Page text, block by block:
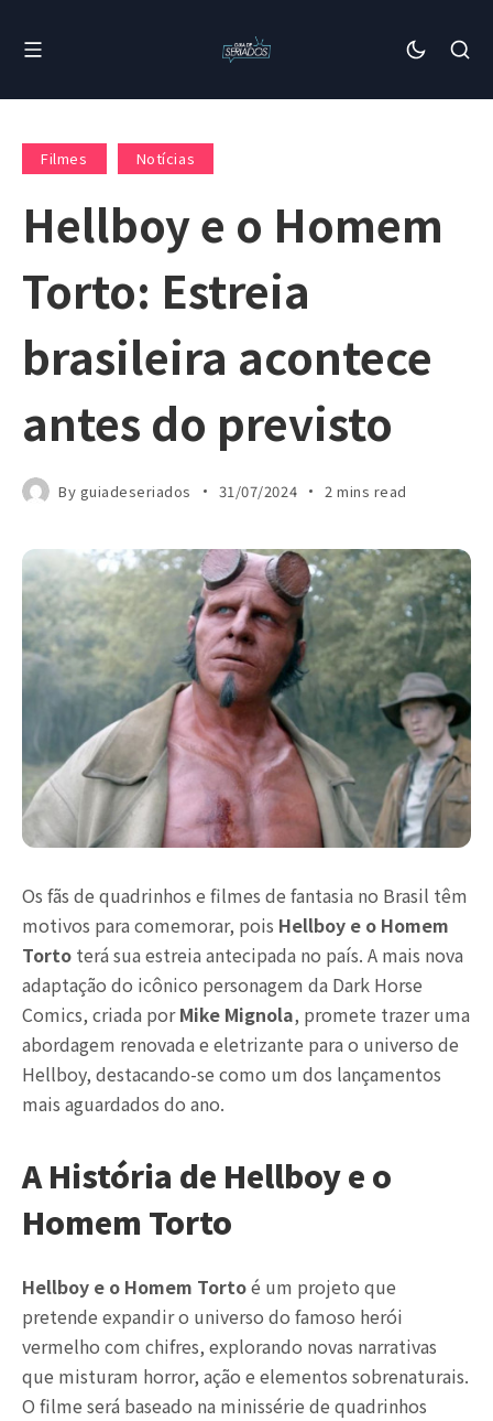
Filmes Notícias
Hellboy e o Homem
Torto: Estreia
brasileira acontece
antes do previsto
By guiadeseriados 31/07/2024 2 mins read
Os fãs de quadrinhos e filmes de fantasia no Brasil têm
motivos para comemorar, pois Hellboy e o Homem
Torto terá sua estreia antecipada no país. A mais nova
adaptação do icônico personagem da Dark Horse
Comics, criada porMike Mignola, promete trazer uma
abordagem renovada e eletrizante para o universo de
Hellboy, destacando-se como um dos lançamentos
mais aguardados do ano.
A História de Hellboy e o
Homem Torto
Hellboy e o Homem Tortoé um projeto que
pretende expandir o universo do famoso herói
vermelho com chifres, explorando novas narrativas
que misturam horror, ação e elementos sobrenaturais.
O filme será baseado na minissérie de quadrinhos